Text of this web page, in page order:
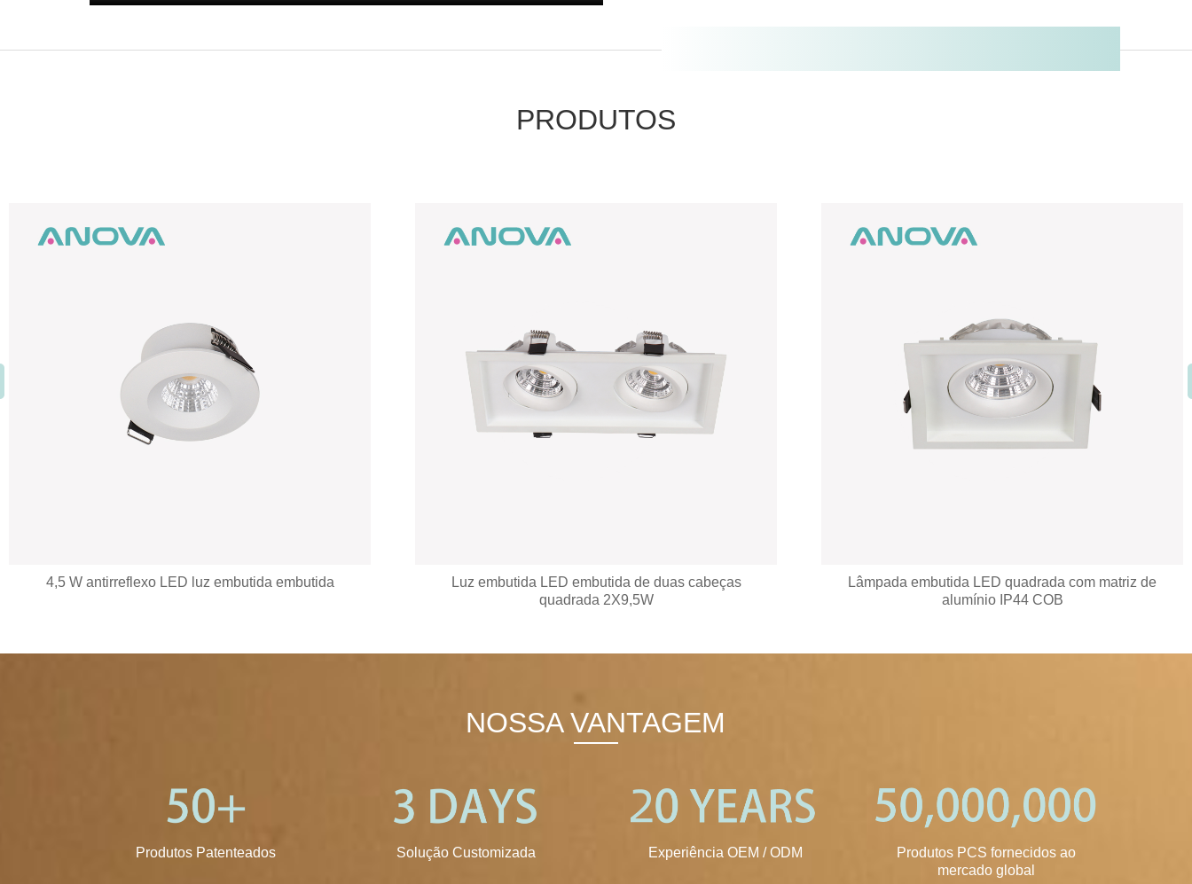
PRODUTOS
7 anos de garantia Downlight LED embutido regulável
Downlight LED embutida regulável de alumínio fixo de
7 W
Lâmpada embutida LED embutida na tampa traseira
NOSSA VANTAGEM
Produtos Patenteados Solução Customizada Experiência OEM / ODM
Produtos PCS fornecidos ao
mercado global